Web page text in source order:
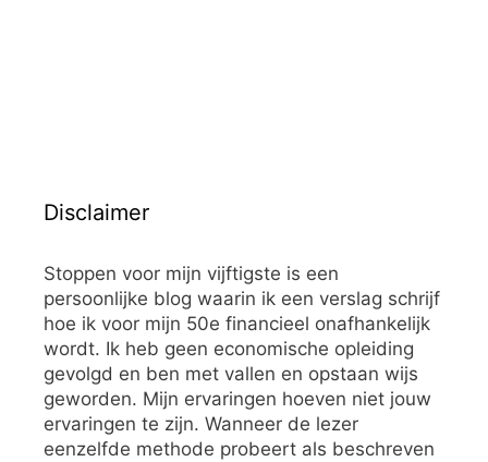
Disclaimer
Stoppen voor mijn vijftigste is een
persoonlijke blog waarin ik een verslag schrijf
hoe ik voor mijn 50e financieel onafhankelijk
wordt. Ik heb geen economische opleiding
gevolgd en ben met vallen en opstaan wijs
geworden. Mijn ervaringen hoeven niet jouw
ervaringen te zijn. Wanneer de lezer
eenzelfde methode probeert als beschreven